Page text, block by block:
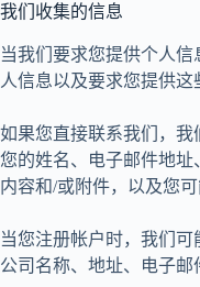
我们收集的信息
当我们要求您提供个人
人信息以及要求您提供这
如果您直接联系我们，我
您的姓名、电子邮件地
内容和/或附件，以及您
当您注册帐户时，我们可
公司名称、地址、电子邮